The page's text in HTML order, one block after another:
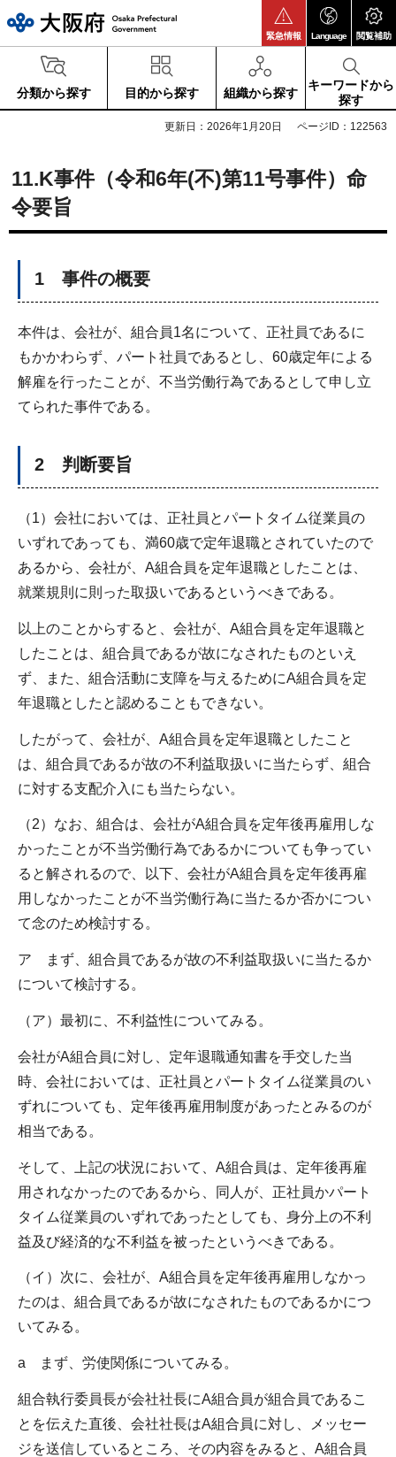
緊急情報 Language 閲覧補助
分類から探す 目的から探す 組織から探す
キーワードから
探す
更新日：2026年1月20日 ページID：122563
11.K事件（令和6年(不)第11号事件）命
令要旨
1 事件の概要
本件は、会社が、組合員1名について、正社員であるに
もかかわらず、パート社員であるとし、60歳定年による
解雇を行ったことが、不当労働行為であるとして申し立
てられた事件である。
2 判断要旨
（1）会社においては、正社員とパートタイム従業員の
いずれであっても、満60歳で定年退職とされていたので
あるから、会社が、A組合員を定年退職としたことは、
就業規則に則った取扱いであるというべきである。
以上のことからすると、会社が、A組合員を定年退職と
したことは、組合員であるが故になされたものといえ
ず、また、組合活動に支障を与えるためにA組合員を定
年退職としたと認めることもできない。
したがって、会社が、A組合員を定年退職としたこと
は、組合員であるが故の不利益取扱いに当たらず、組合
に対する支配介入にも当たらない。
（2）なお、組合は、会社がA組合員を定年後再雇用しな
かったことが不当労働行為であるかについても争ってい
ると解されるので、以下、会社がA組合員を定年後再雇
用しなかったことが不当労働行為に当たるか否かについ
て念のため検討する。
ア まず、組合員であるが故の不利益取扱いに当たるか
について検討する。
（ア）最初に、不利益性についてみる。
会社がA組合員に対し、定年退職通知書を手交した当
時、会社においては、正社員とパートタイム従業員のい
ずれについても、定年後再雇用制度があったとみるのが
相当である。
そして、上記の状況において、A組合員は、定年後再雇
用されなかったのであるから、同人が、正社員かパート
タイム従業員のいずれであったとしても、身分上の不利
益及び経済的な不利益を被ったというべきである。
（イ）次に、会社が、A組合員を定年後再雇用しなかっ
たのは、組合員であるが故になされたものであるかにつ
いてみる。
a まず、労使関係についてみる。
組合執行委員長が会社社長にA組合員が組合員であるこ
とを伝えた直後、会社社長はA組合員に対し、メッセー
ジを送信しているところ、その内容をみると、A組合員